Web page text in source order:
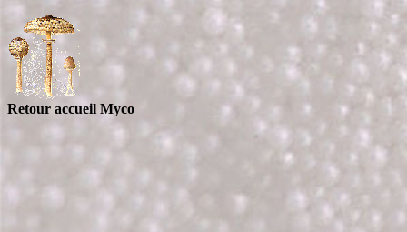
Retour accueil Myco